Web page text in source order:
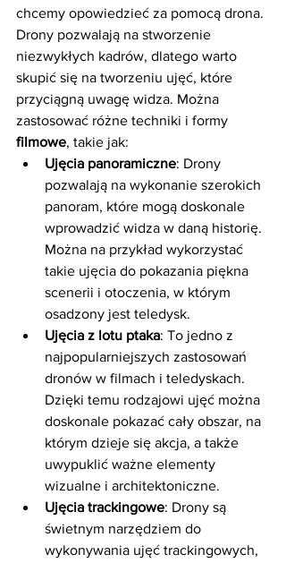
chcemy opowiedzieć za pomocą drona.
Drony pozwalają na stworzenie
niezwykłych kadrów, dlatego warto
skupić się na tworzeniu ujęć, które
przyciągną uwagę widza. Można
zastosować różne techniki i formy
filmowe, takie jak:
Ujęcia panoramiczne: Drony
pozwalają na wykonanie szerokich
panoram, które mogą doskonale
wprowadzić widza w daną historię.
Można na przykład wykorzystać
takie ujęcia do pokazania piękna
scenerii i otoczenia, w którym
osadzony jest teledysk.
Ujęcia z lotu ptaka: To jedno z
najpopularniejszych zastosowań
dronów w filmach i teledyskach.
Dzięki temu rodzajowi ujęć można
doskonale pokazać cały obszar, na
którym dzieje się akcja, a także
uwypuklić ważne elementy
wizualne i architektoniczne.
Ujęcia trackingowe: Drony są
świetnym narzędziem do
wykonywania ujęć trackingowych,